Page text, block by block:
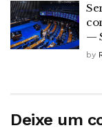
—
by
Deixe um